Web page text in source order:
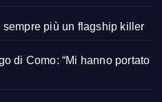
più un flagship killer
di Como: “Mi hanno portato